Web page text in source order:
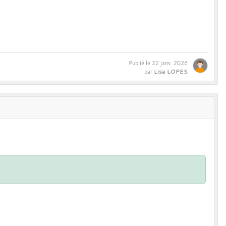
Publié le 22 janv. 2026
par Lisa LOPES